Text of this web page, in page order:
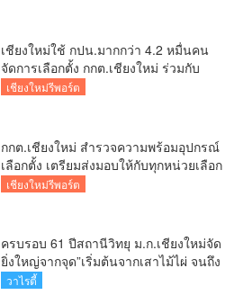
เชียงใหม่ใช้ กปน.มากกว่า 4.2 หมื่นคน
จัดการเลือกตั้ง กกต.เชียงใหม่ ร่วมกับ
นายอำเภอหางดง ตรวจความเรียบร้อย
เชียงใหม่รีพอร์ต
กกต.เชียงใหม่ สำรวจความพร้อมอุปกรณ์
เลือกตั้ง เตรียมส่งมอบให้กับทุกหน่วยเลือก
ตั้งในวันพรุ่งนี้
เชียงใหม่รีพอร์ต
ครบรอบ 61 ปีสถานีวิทยุ ม.ก.เชียงใหม่จัด
ยิ่งใหญ่จากจุด”เริ่มต้นจากเสาไม้ไผ่ จนถึง
วันที่มี KURplus ในวันนี้”
วาไรตี้